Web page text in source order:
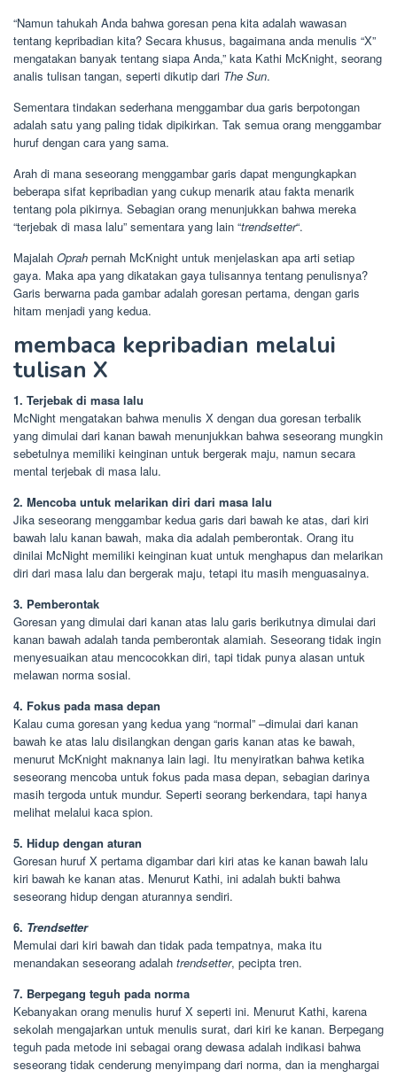
“Namun tahukah Anda bahwa goresan pena kita adalah wawasan
tentang kepribadian kita? Secara khusus, bagaimana anda menulis “X”
mengatakan banyak tentang siapa Anda,” kata Kathi McKnight, seorang
analis tulisan tangan, seperti dikutip dari The Sun.
Sementara tindakan sederhana menggambar dua garis berpotongan
adalah satu yang paling tidak dipikirkan. Tak semua orang menggambar
huruf dengan cara yang sama.
Arah di mana seseorang menggambar garis dapat mengungkapkan
beberapa sifat kepribadian yang cukup menarik atau fakta menarik
tentang pola pikirnya. Sebagian orang menunjukkan bahwa mereka
“terjebak di masa lalu” sementara yang lain “trendsetter“.
Majalah Oprah pernah McKnight untuk menjelaskan apa arti setiap
gaya. Maka apa yang dikatakan gaya tulisannya tentang penulisnya?
Garis berwarna pada gambar adalah goresan pertama, dengan garis
hitam menjadi yang kedua.
membaca kepribadian melalui
tulisan X
1. Terjebak di masa lalu
McNight mengatakan bahwa menulis X dengan dua goresan terbalik
yang dimulai dari kanan bawah menunjukkan bahwa seseorang mungkin
sebetulnya memiliki keinginan untuk bergerak maju, namun secara
mental terjebak di masa lalu.
2. Mencoba untuk melarikan diri dari masa lalu
Jika seseorang menggambar kedua garis dari bawah ke atas, dari kiri
bawah lalu kanan bawah, maka dia adalah pemberontak. Orang itu
dinilai McNight memiliki keinginan kuat untuk menghapus dan melarikan
diri dari masa lalu dan bergerak maju, tetapi itu masih menguasainya.
3. Pemberontak
Goresan yang dimulai dari kanan atas lalu garis berikutnya dimulai dari
kanan bawah adalah tanda pemberontak alamiah. Seseorang tidak ingin
menyesuaikan atau mencocokkan diri, tapi tidak punya alasan untuk
melawan norma sosial.
4. Fokus pada masa depan
Kalau cuma goresan yang kedua yang “normal” –dimulai dari kanan
bawah ke atas lalu disilangkan dengan garis kanan atas ke bawah,
menurut McKnight maknanya lain lagi. Itu menyiratkan bahwa ketika
seseorang mencoba untuk fokus pada masa depan, sebagian darinya
masih tergoda untuk mundur. Seperti seorang berkendara, tapi hanya
melihat melalui kaca spion.
5. Hidup dengan aturan
Goresan huruf X pertama digambar dari kiri atas ke kanan bawah lalu
kiri bawah ke kanan atas. Menurut Kathi, ini adalah bukti bahwa
seseorang hidup dengan aturannya sendiri.
6. Trendsetter
Memulai dari kiri bawah dan tidak pada tempatnya, maka itu
menandakan seseorang adalah trendsetter, pecipta tren.
7. Berpegang teguh pada norma
Kebanyakan orang menulis huruf X seperti ini. Menurut Kathi, karena
sekolah mengajarkan untuk menulis surat, dari kiri ke kanan. Berpegang
teguh pada metode ini sebagai orang dewasa adalah indikasi bahwa
seseorang tidak cenderung menyimpang dari norma, dan ia menghargai